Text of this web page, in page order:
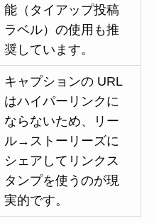
能（タイアップ投稿
ラベル）の使用も推
奨しています。
キャプションの URL
はハイパーリンクに
ならないため、リー
ル→ストーリーズに
シェアしてリンクス
タンプを使うのが現
実的です。